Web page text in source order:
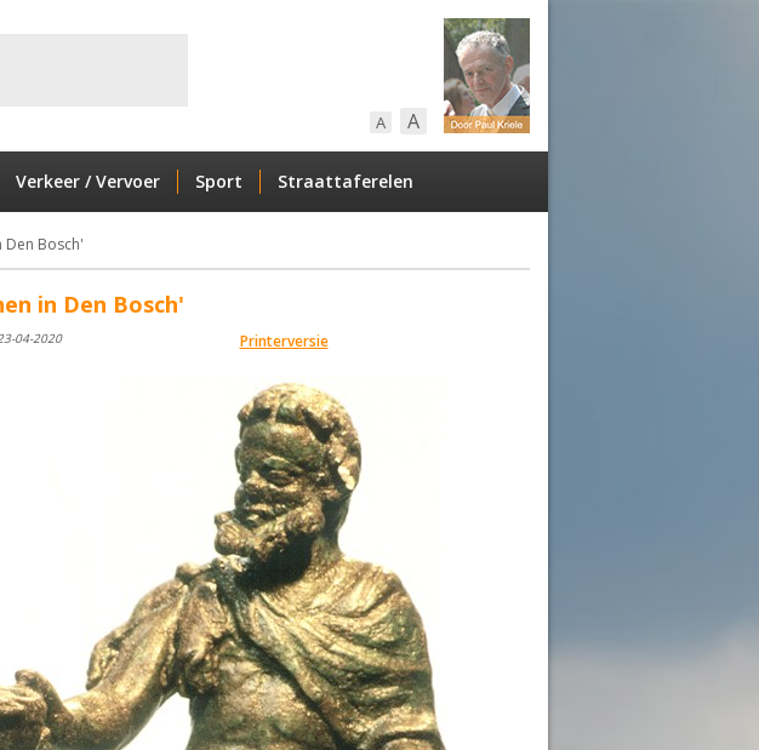
A A
Verkeer / Vervoer Sport Straattaferelen
Den Bosch'
in Den Bosch'
Printerversie
04-2020